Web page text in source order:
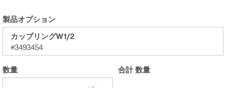
製品オプション
カップリングW1/2
#3493454
数量 合計数量